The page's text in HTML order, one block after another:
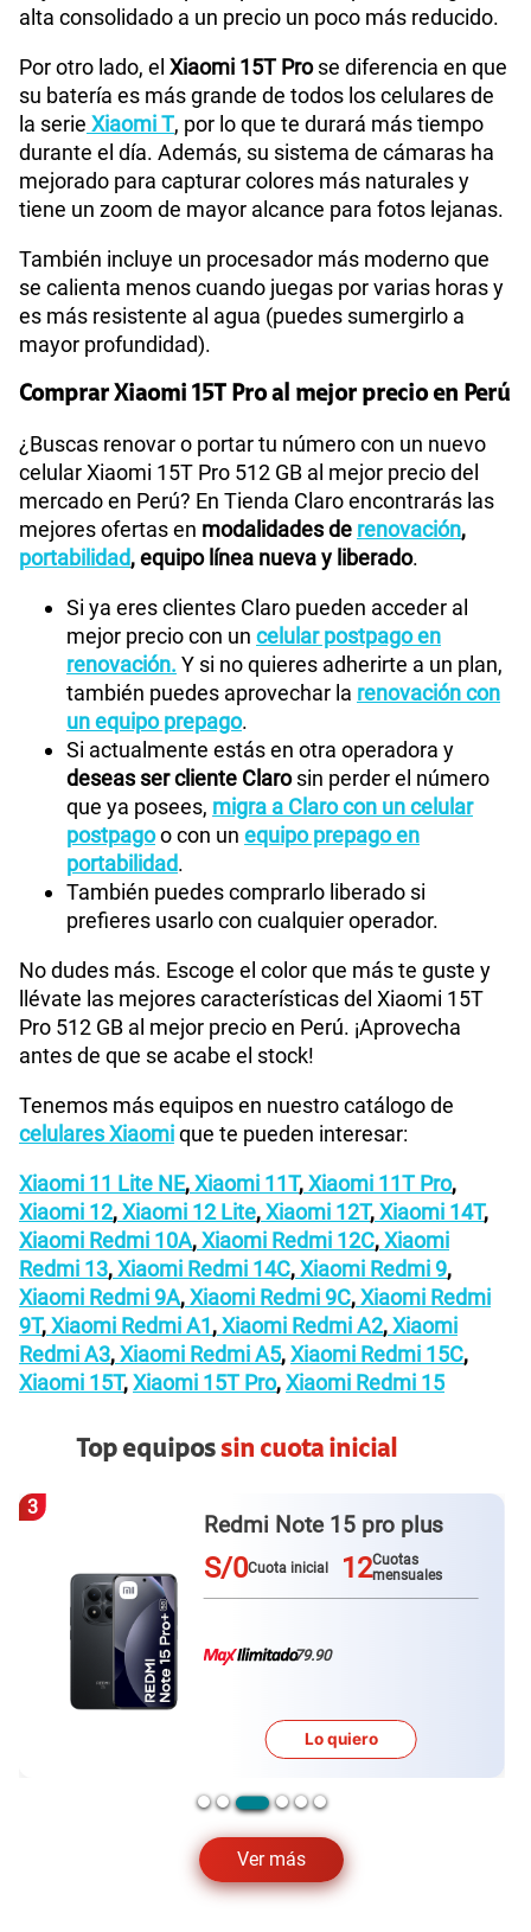
alta consolidado a un precio un poco más reducido.
Por otro lado, el Xiaomi 15T Prose diferencia en que
su batería es más grande de todos los celulares de
la serie Xiaomi T, por lo que te durará más tiempo
durante el día. Además, su sistema de cámaras ha
mejorado para capturar colores más naturales y
tiene un zoom de mayor alcance para fotos lejanas.
También incluye un procesador más moderno que
se calienta menos cuando juegas por varias horas y
es más resistente al agua (puedes sumergirlo a
mayor profundidad).
Comprar Xiaomi 15T Pro al mejor precio en Perú
¿Buscas renovar o portar tu número con un nuevo
celular Xiaomi 15T Pro 512 GB al mejor precio del
mercado en Perú? En Tienda Claro encontrarás las
mejores ofertas en modalidades de renovación,
portabilidad, equipo línea nueva y liberado.
Si ya eres clientes Claro pueden acceder al
mejor precio con un celular postpago en
renovación. Y si no quieres adherirte a un plan,
también puedes aprovechar la renovación con
un equipo prepago.
Si actualmente estás en otra operadora y
deseas ser cliente Clarosin perder el número
que ya posees, migra a Claro con un celular
postpagoo con un equipo prepago en
portabilidad.
También puedes comprarlo liberado si
prefieres usarlo con cualquier operador.
No dudes más. Escoge el color que más te guste y
llévate las mejores características del Xiaomi 15T
Pro 512 GB al mejor precio en Perú. ¡Aprovecha
antes de que se acabe el stock!
Tenemos más equipos en nuestro catálogo de
celulares Xiaomique te pueden interesar:
Xiaomi 11 Lite NE,Xiaomi 11T,Xiaomi 11T Pro,
Xiaomi 12,Xiaomi 12 Lite,Xiaomi 12T,Xiaomi 14T,
Xiaomi Redmi 10A,Xiaomi Redmi 12C,Xiaomi
Redmi 13,Xiaomi Redmi 14C,Xiaomi Redmi 9,
Xiaomi Redmi 9A,Xiaomi Redmi 9C,Xiaomi Redmi
9T,Xiaomi Redmi A1,Xiaomi Redmi A2,Xiaomi
Redmi A3,Xiaomi Redmi A5,Xiaomi Redmi 15C,
Xiaomi 15T,Xiaomi 15T Pro,Xiaomi Redmi 15
Top equipossin cuota inicial
Ver más
3
Redmi Note 15 pro plus
S/0Cuota inicial 12Cuotas
mensuales
79.90
Lo quiero